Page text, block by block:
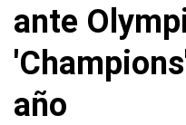
ante
año